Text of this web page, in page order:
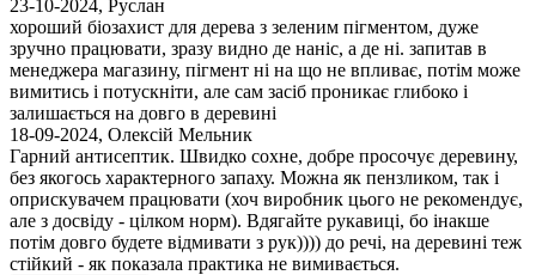
23-10-2024, Руслан
хороший біозахист для дерева з зеленим пігментом, дуже
зручно працювати, зразу видно де наніс, а де ні. запитав в
менеджера магазину, пігмент ні на що не впливає, потім може
вимитись і потускніти, але сам засіб проникає глибоко і
залишається на довго в деревині
18-09-2024, Олексій Мельник
Гарний антисептик. Швидко сохне, добре просочує деревину,
без якогось характерного запаху. Можна як пензликом, так і
оприскувачем працювати (хоч виробник цього не рекомендує,
але з досвіду - цілком норм). Вдягайте рукавиці, бо інакше
потім довго будете відмивати з рук)))) до речі, на деревині теж
стійкий - як показала практика не вимивається.